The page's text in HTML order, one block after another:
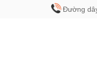
Đường